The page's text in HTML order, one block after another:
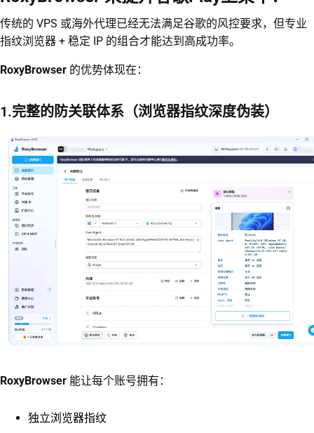
传统的 VPS 或海外代理已经无法满足谷歌的风控要求，但专业
指纹浏览器 + 稳定 IP 的组合才能达到高成功率。
RoxyBrowser 的优势体现在：
1.完整的防关联体系（浏览器指纹深度伪装）
RoxyBrowser 能让每个账号拥有：
独立浏览器指纹